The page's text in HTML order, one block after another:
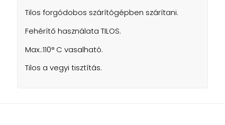
Tilos forgódobos szárítógépben szárítani.
Fehérítő használata TILOS.
Max.:110° C vasalható.
Tilos a vegyi tisztítás.